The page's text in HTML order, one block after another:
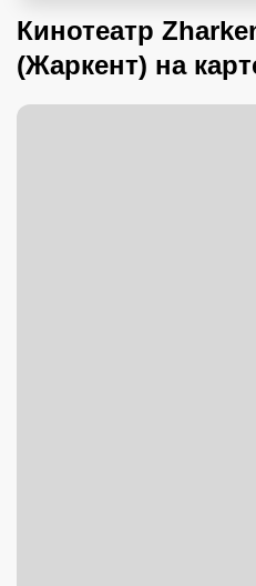
Кинотеатр
(Жаркент) на